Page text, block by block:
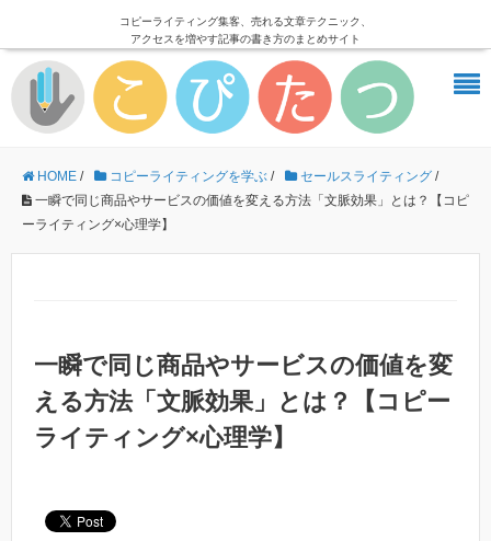
コピーライティング集客、売れる文章テクニック、
アクセスを増やす記事の書き方のまとめサイト
HOME / コピーライティングを学ぶ / セールスライティング /
一瞬で同じ商品やサービスの価値を変える方法「文脈効果」とは？【コピ
ーライティング×心理学】
一瞬で同じ商品やサービスの価値を変
える方法「文脈効果」とは？【コピー
ライティング×心理学】